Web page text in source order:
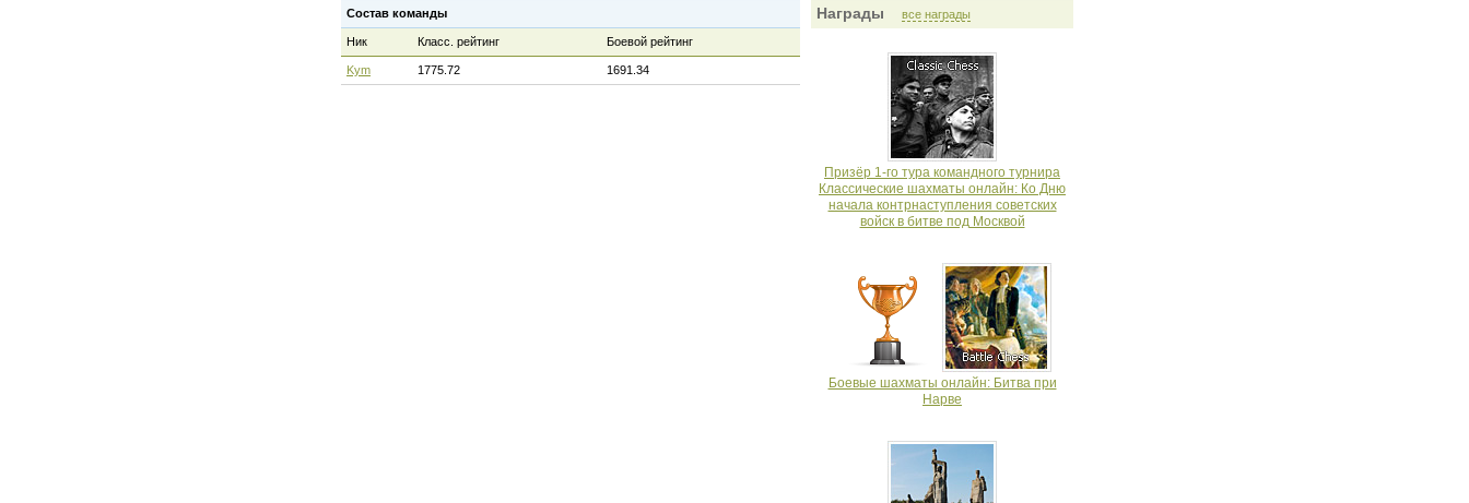
Состав команды
Ник Класс. рейтинг Боевой рейтинг
Kym 1775.72 1691.34
Награды все награды
Призёр 1-го тура командного турнира
Классические шахматы онлайн: Ко Дню
начала контрнаступления советских
войск в битве под Москвой
Боевые шахматы онлайн: Битва при
Нарве